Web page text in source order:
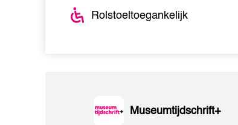
Rolstoeltoegankelijk
Museumtijdschrift+